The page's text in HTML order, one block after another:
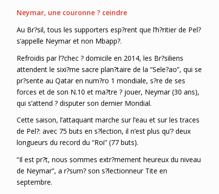
Neymar, une couronne ? ceindre
Au Br?sil, tous les supporters esp?rent que l’h?ritier de Pel?
s’appelle Neymar et non Mbapp?.
Refroidis par l’?chec ? domicile en 2014, les Br?siliens
attendent le sixi?me sacre plan?taire de la “Sele?ao”, qui se
pr?sente au Qatar en num?ro 1 mondiale, s?re de ses
forces et de son N.10 et ma?tre ? jouer, Neymar (30 ans),
qui s’attend ? disputer son dernier Mondial.
Cette saison, l’attaquant marche sur l’eau et sur les traces
de Pel?: avec 75 buts en s?lection, il n’est plus qu’? deux
longueurs du record du “Roi” (77 buts).
“Il est pr?t, nous sommes extr?mement heureux du niveau
de Neymar”, a r?sum? son s?lectionneur Tite en
septembre.